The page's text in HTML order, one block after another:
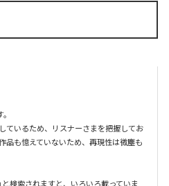
ているため、リスナーさまを把握してお
品も憶えていないため、再現性は微塵も
検索されますと、いろいろ載っていま